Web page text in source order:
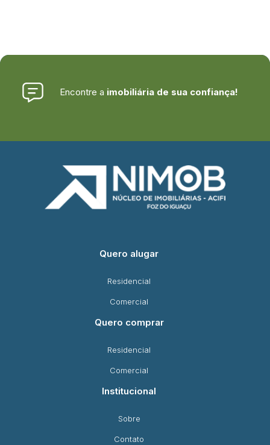
Encontre a imobiliária de sua confiança!
Quero alugar
Residencial
Comercial
Quero comprar
Residencial
Comercial
Institucional
Sobre
Contato